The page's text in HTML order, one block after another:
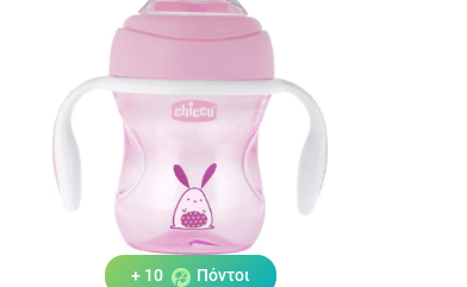
10.00€
ΑΓΟΡΑ
+ 10 Πόντοι